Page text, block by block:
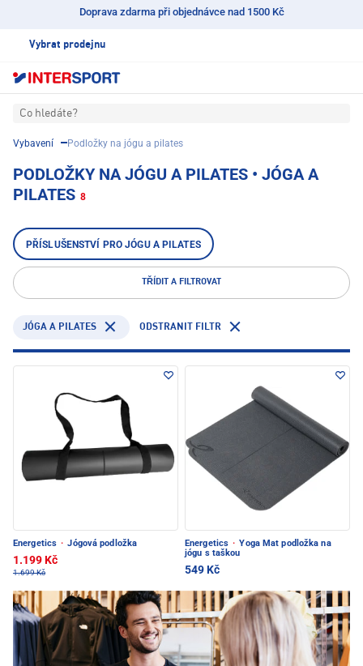
Doprava zdarma při objednávce nad 1500 Kč
Vybrat prodejnu
Co hledáte?
Vybavení Podložky na jógu a pilates
PODLOŽKY NA JÓGU A PILATES • JÓGA A
PILATES 8
PŘÍSLUŠENSTVÍ PRO JÓGU A PILATES
TŘÍDIT A FILTROVAT
JÓGA A PILATES ODSTRANIT FILTR
Energetics · Jógová podložka
1.199 Kč
1.699 Kč
Energetics · Yoga Mat podložka na
jógu s taškou
549 Kč